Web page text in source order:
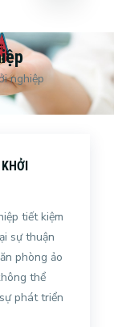
nghiệp
tiết kiệm
sự thuận
phòng ảo
thể
phát triển